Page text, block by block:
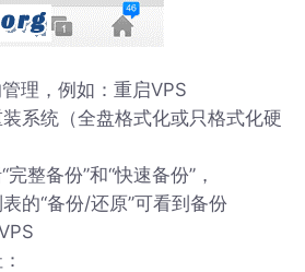
理，例如：重启VPS
系统（全盘格式化或只格式化硬
整备份”和“快速备份”，
的“备份/还原”可看到备份